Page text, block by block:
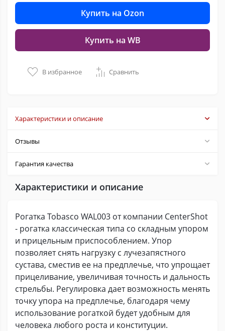
Купить на Ozon
Купить на WB
В избранное Сравнить
Характеристики и описание
Отзывы
Гарантия качества
Характеристики и описание
Рогатка Tobasco WAL003 от компании CenterShot
- рогатка классическая типа со складным упором
и прицельным приспособлением. Упор
позволяет снять нагрузку с лучезапястного
сустава, сместив ее на предплечье, что упрощает
прицеливание, увеличивая точность и дальность
стрельбы. Регулировка дает возможность менять
точку упора на предплечье, благодаря чему
использование рогаткой будет удобным для
человека любого роста и конституции.